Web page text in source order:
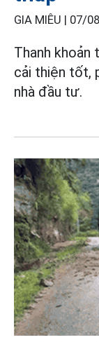
GIA MIÊU | 07/
Thanh khoản
cải thiện tốt,
nhà đầu tư.